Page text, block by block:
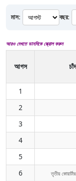
মাস: বছর:
আরও দেখতে ডানদিকে স্ক্রোল করুন
আগস
চাঁদ
1
2
3
4
5
6
তৃতীয়